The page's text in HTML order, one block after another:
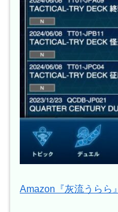
Amazon『灰流うらら』